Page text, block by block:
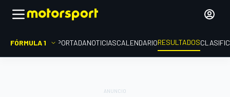
FÓRMULA 1 PORTADANOTICIASCALENDARIORESULTADOS